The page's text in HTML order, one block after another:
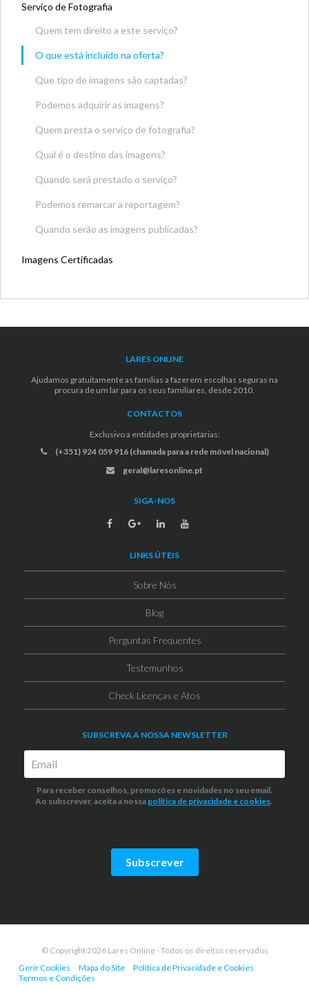
Serviço de Fotografia
Quem tem direito a este serviço?
O que está incluído na oferta?
Que tipo de imagens são captadas?
Podemos adquirir as imagens?
Quem presta o serviço de fotografia?
Qual é o destino das imagens?
Quando será prestado o serviço?
Podemos remarcar a reportagem?
Quando serão as imagens publicadas?
Imagens Certificadas
LARES ONLINE
Ajudamos gratuitamente as famílias a fazerem escolhas seguras na
procura de um lar para os seus familiares, desde 2010.
CONTACTOS
Exclusivo a entidades proprietárias:
(+351) 924 059 916 (chamada para a rede móvel nacional)
geral@laresonline.pt
SIGA-NOS
LINKS ÚTEIS
Sobre Nós
Blog
Perguntas Frequentes
Testemunhos
Check Licenças e Atos
SUBSCREVA A NOSSA NEWSLETTER
Para receber conselhos, promocões e novidades no seu email.
Ao subscrever, aceita a nossa politica de privacidade e cookies.
Subscrever
© Copyright 2026 Lares Online - Todos os direitos reservados
Gerir Cookies
Mapa do Site
Política de Privacidade e Cookies
Termos e Condições